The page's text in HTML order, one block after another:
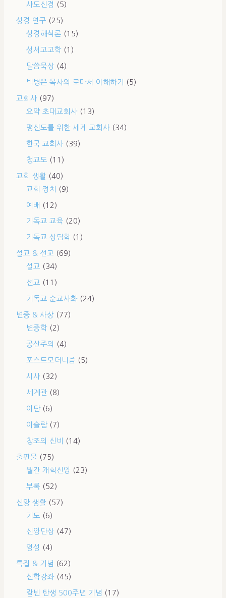
사도신경 (5)
성경 연구 (25)
성경해석론 (15)
성서고고학 (1)
말씀묵상 (4)
박병은 목사의 로마서 이해하기 (5)
교회사 (97)
요약 초대교회사 (13)
평신도를 위한 세계 교회사 (34)
한국 교회사 (39)
청교도 (11)
교회 생활 (40)
교회 정치
(9)
예배 (12)
기독교 교육 (20)
기독교 상담학 (1)
설교 & 선교 (69)
설교 (34)
선교 (11)
기독교 순교사화 (24)
변증 & 사상 (77)
변증학 (2)
공산주의 (4)
포스트모더니즘 (5)
시사 (32)
세계관 (8)
이단 (6)
이슬람 (7)
창조의 신비 (14)
출판물 (75)
월간 개혁신앙 (23)
부록 (52)
신앙 생활 (57)
기도 (6)
신앙단상 (47)
영성 (4)
특집 & 기념 (62)
신학강좌 (45)
칼빈 탄생 500주년 기념 (17)